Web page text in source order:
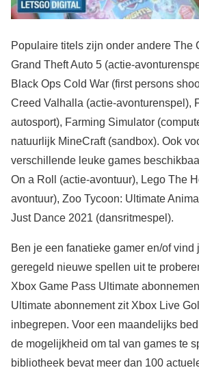
Populaire titels zijn onder andere The
Grand Theft Auto 5 (actie-
Black Ops Cold War (first persons
Creed Valhalla (actie-avonturenspel),
autosport), Farming Simulator
natuurlijk MineCraft (sandbox). Ook
verschillende leuke games
On a Roll (actie-avontuur), Lego The
avontuur), Zoo Tycoon: Ultimate
Just Dance 2021 (dansritmespel).
Ben je een fanatieke gamer en/of vind
geregeld nieuwe spellen uit te
Xbox Game Pass Ultimate
Ultimate abonnement zit Xbox Live
inbegrepen. Voor een maandelijks
de mogelijkheid om tal van games te
bibliotheek bevat meer dan 100